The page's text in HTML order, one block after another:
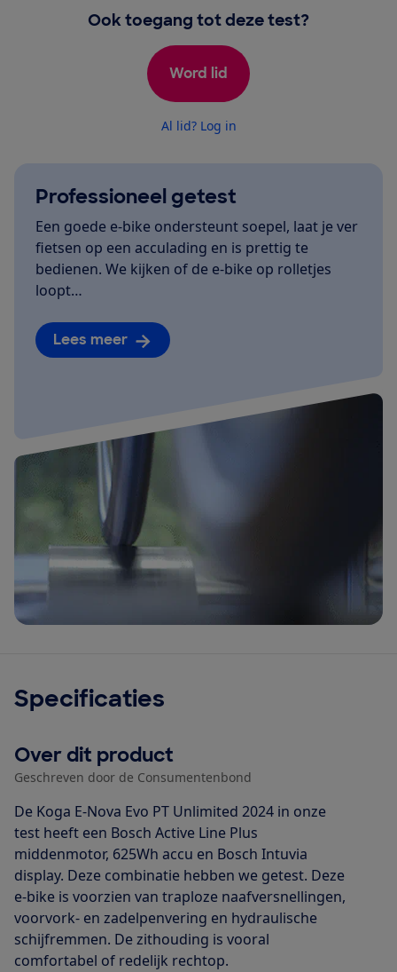
Ook toegang tot deze test?
Word lid
Al lid? Log in
Professioneel getest
Een goede e-bike ondersteunt soepel, laat je ver
fietsen op een acculading en is prettig te
bedienen. We kijken of de e-bike op rolletjes
loopt…
Lees meer
Specificaties
Over dit product
Geschreven door de Consumentenbond
De Koga E-Nova Evo PT Unlimited 2024 in onze
test heeft een Bosch Active Line Plus
middenmotor, 625Wh accu en Bosch Intuvia
display. Deze combinatie hebben we getest. Deze
e-bike is voorzien van traploze naafversnellingen,
voorvork- en zadelpenvering en hydraulische
schijfremmen. De zithouding is vooral
comfortabel of redelijk rechtop.